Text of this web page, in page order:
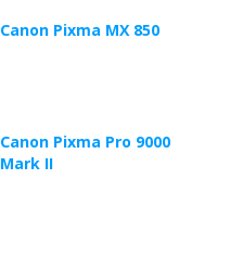
Canon Pixma MX 850
Canon Pixma Pro 9000
Mark II